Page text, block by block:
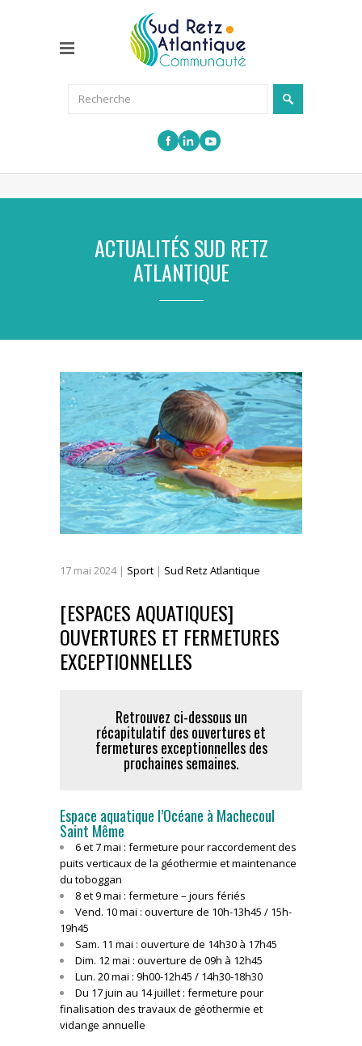
ACTUALITÉS SUD RETZ
ATLANTIQUE
17 mai 2024| Sport | Sud Retz Atlantique
[ESPACES AQUATIQUES]
OUVERTURES ET FERMETURES
EXCEPTIONNELLES
Retrouvez ci-dessous un
récapitulatif des ouvertures et
fermetures exceptionnelles des
prochaines semaines.
Espace aquatique l’Océane à Machecoul
Saint Même
6 et 7 mai : fermeture pour raccordement des
puits verticaux de la géothermie et maintenance
du toboggan
8 et 9 mai : fermeture – jours fériés
Vend. 10 mai : ouverture de 10h-13h45 / 15h-
19h45
Sam. 11 mai : ouverture de 14h30 à 17h45
Dim. 12 mai : ouverture de 09h à 12h45
Lun. 20 mai : 9h00-12h45 / 14h30-18h30
Du 17 juin au 14 juillet : fermeture pour
finalisation des travaux de géothermie et
vidange annuelle